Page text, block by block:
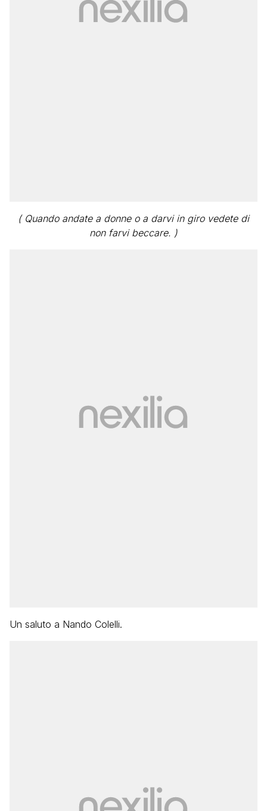
( Quando andate a donne o a darvi in giro vedete di
non farvi beccare. )
Un saluto a Nando Colelli.